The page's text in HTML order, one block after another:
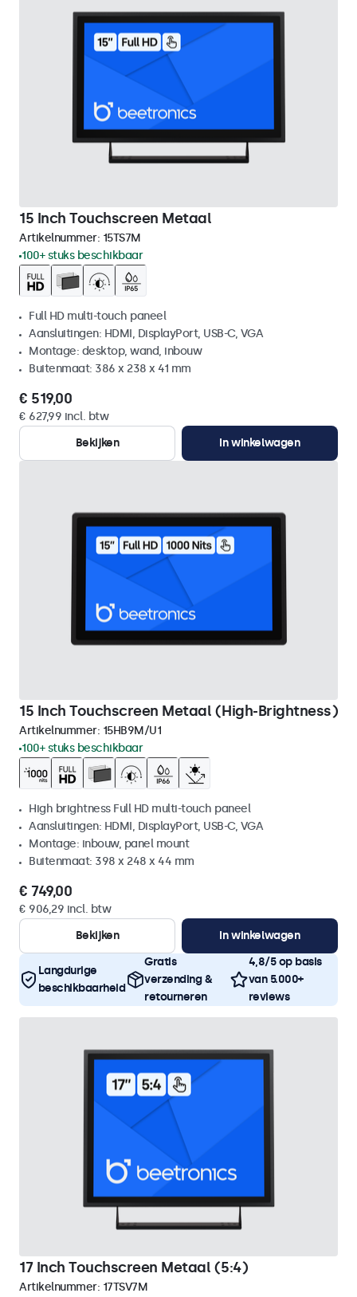
15 Inch Touchscreen Metaal
Artikelnummer: 15TS7M
100+ stuks beschikbaar
Full HD multi-touch paneel
Aansluitingen: HDMI, DisplayPort, USB-C, VGA
Montage: desktop, wand, inbouw
Buitenmaat: 386 x 238 x 41 mm
€ 519,00
€ 627,99 incl. btw
Bekijken
In winkelwagen
15 Inch Touchscreen Metaal (High-Brightness)
Artikelnummer: 15HB9M/U1
100+ stuks beschikbaar
High brightness Full HD multi-touch paneel
Aansluitingen: HDMI, DisplayPort, USB-C, VGA
Montage: inbouw, panel mount
Buitenmaat: 398 x 248 x 44 mm
€ 749,00
€ 906,29 incl. btw
Bekijken
In winkelwagen
Langdurige
beschikbaarheid
Gratis
verzending &
retourneren
4,8/5 op basis
van 5.000+
reviews
17 Inch Touchscreen Metaal (5:4)
Artikelnummer: 17TSV7M